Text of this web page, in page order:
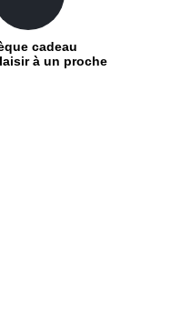
cadeau
à un proche